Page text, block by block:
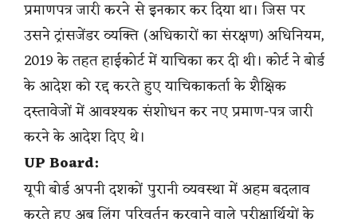
प्रमाणपत्र जारी करने से इनकार कर दिया था। जिस पर
उसने ट्रांसजेंडर व्यक्ति (अधिकारों का संरक्षण) अधिनियम,
2019 के तहत हाईकोर्ट में याचिका कर दी थी। कोर्ट ने बोर्ड
के आदेश को रद्द करते हुए याचिकाकर्ता के शैक्षिक
दस्तावेजों में आवश्यक संशोधन कर नए प्रमाण-पत्र जारी
करने के आदेश दिए थे।
UP Board:
यूपी बोर्ड अपनी दशकों पुरानी व्यवस्था में अहम बदलाव